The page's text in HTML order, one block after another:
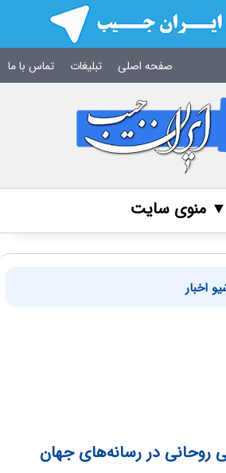
صفحه اصلی تبلیغات تماس با ما
▼ منوی سایت
اخبار
روحانی در رسانه‌های جهان